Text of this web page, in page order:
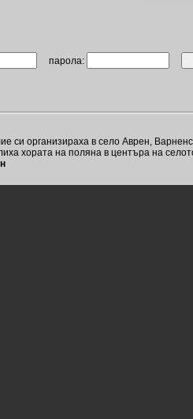
парола:
си организираха в село Аврен,
хората на поляна в центъра на